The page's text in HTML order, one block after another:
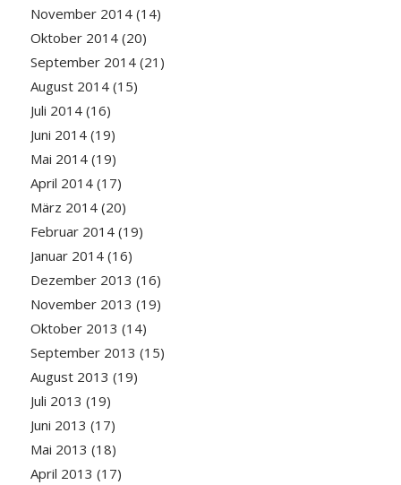
November 2014(14)
Oktober 2014(20)
September 2014(21)
August 2014(15)
Juli 2014(16)
Juni 2014(19)
Mai 2014(19)
April 2014(17)
März 2014(20)
Februar 2014(19)
Januar 2014(16)
Dezember 2013 (16)
November 2013 (19)
Oktober 2013 (14)
September 2013 (15)
August 2013 (19)
Juli 2013 (19)
Juni 2013 (17)
Mai 2013 (18)
April 2013 (17)